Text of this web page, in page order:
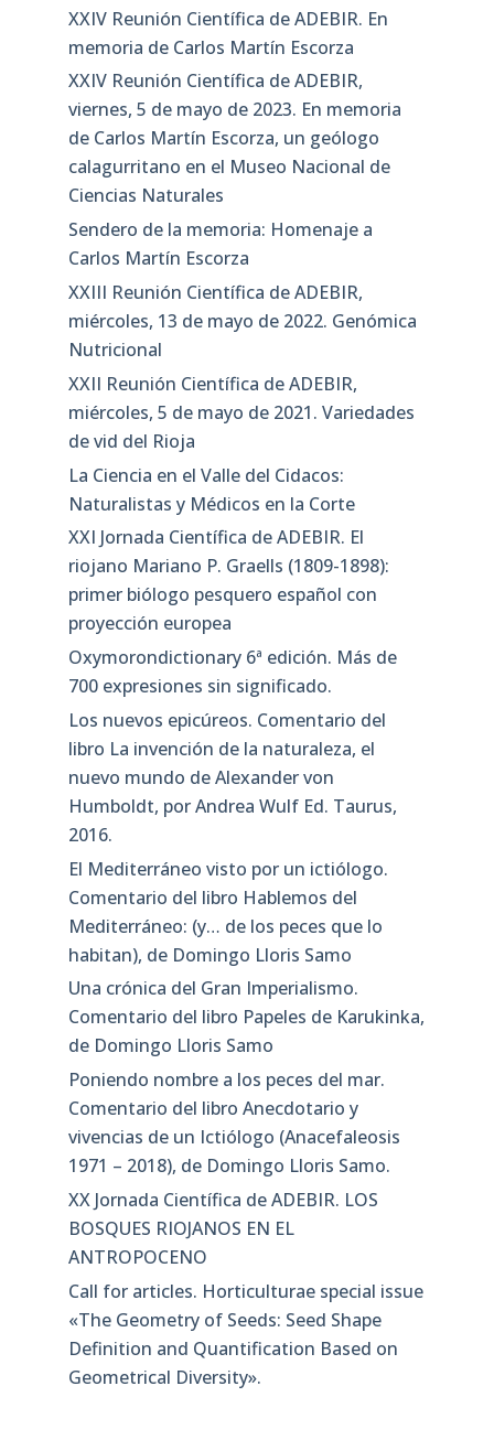
XXIV Reunión Científica de ADEBIR. En
memoria de Carlos Martín Escorza
XXIV Reunión Científica de ADEBIR,
viernes, 5 de mayo de 2023. En memoria
de Carlos Martín Escorza, un geólogo
calagurritano en el Museo Nacional de
Ciencias Naturales
Sendero de la memoria: Homenaje a
Carlos Martín Escorza
XXIII Reunión Científica de ADEBIR,
miércoles, 13 de mayo de 2022. Genómica
Nutricional
XXII Reunión Científica de ADEBIR,
miércoles, 5 de mayo de 2021. Variedades
de vid del Rioja
La Ciencia en el Valle del Cidacos:
Naturalistas y Médicos en la Corte
XXI Jornada Científica de ADEBIR. El
riojano Mariano P. Graells (1809-1898):
primer biólogo pesquero español con
proyección europea
Oxymorondictionary 6ª edición. Más de
700 expresiones sin significado.
Los nuevos epicúreos. Comentario del
libro La invención de la naturaleza, el
nuevo mundo de Alexander von
Humboldt, por Andrea Wulf Ed. Taurus,
2016.
El Mediterráneo visto por un ictiólogo.
Comentario del libro Hablemos del
Mediterráneo: (y… de los peces que lo
habitan), de Domingo Lloris Samo
Una crónica del Gran Imperialismo.
Comentario del libro Papeles de Karukinka,
de Domingo Lloris Samo
Poniendo nombre a los peces del mar.
Comentario del libro Anecdotario y
vivencias de un Ictiólogo (Anacefaleosis
1971 – 2018), de Domingo Lloris Samo.
XX Jornada Científica de ADEBIR. LOS
BOSQUES RIOJANOS EN EL
ANTROPOCENO
Call for articles. Horticulturae special issue
«The Geometry of Seeds: Seed Shape
Definition and Quantification Based on
Geometrical Diversity»​.